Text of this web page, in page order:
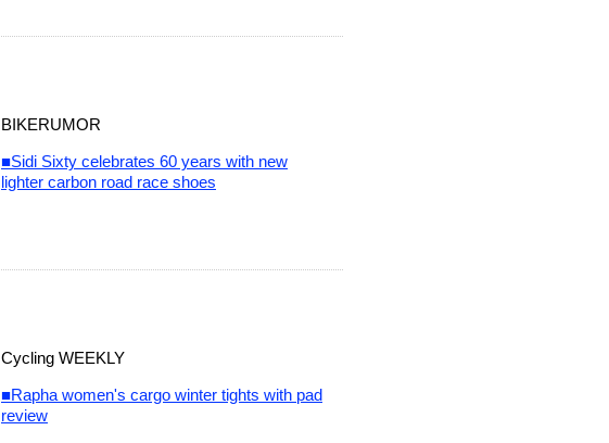
BIKERUMOR
■Sidi Sixty celebrates 60 years with new
lighter carbon road race shoes
Cycling WEEKLY
■Rapha women's cargo winter tights with pad
review